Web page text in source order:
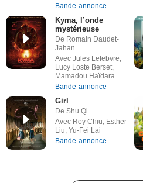
Bande-annonce
Kyma, l’onde
mystérieuse
De Romain Daudet-
Jahan
Avec Jules Lefebvre,
Lucy Loste Berset,
Mamadou Haïdara
Bande-annonce
Girl
De Shu Qi
Avec Roy Chiu, Esther
Liu, Yu-Fei Lai
Bande-annonce